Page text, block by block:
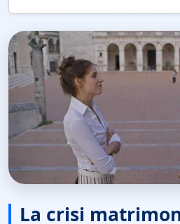
La crisi